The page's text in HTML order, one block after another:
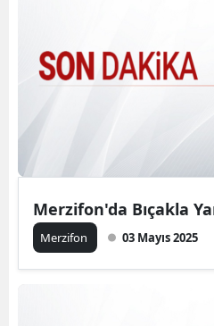
Merzifon'da Bıçakla
Merzifon 03 Mayıs 2025